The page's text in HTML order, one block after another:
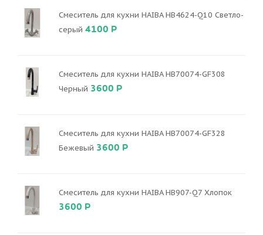
Смеситель для кухни HAIBA HB4624-Q10 Светло-
серый 4100 Р
Смеситель для кухни HAIBA HB70074-GF308
Черный 3600 Р
Смеситель для кухни HAIBA HB70074-GF328
Бежевый 3600 Р
Смеситель для кухни HAIBA HB907-Q7 Хлопок
3600 Р